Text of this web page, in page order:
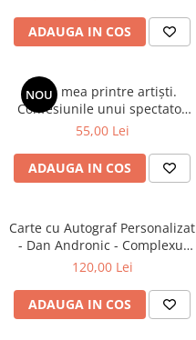
Istorie/Critica
Manuale scolare/Cursuri
Medicină
Politică/Geopolitică
Psihologie
Sociologie
Sport
ADAUGA IN COS
NOU
Viața mea printre artiști.
Confesiunile unui spectator
fidel
55,00 Lei
ADAUGA IN COS
Carte cu Autograf Personalizat
- Dan Andronic - Complexul
Înaltei Porți - Ediție limitată
120,00 Lei
ADAUGA IN COS